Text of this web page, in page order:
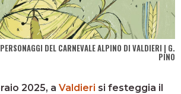
DEL CARNEVALE ALPINO DI VALDIERI | G.
PINO
2025, a Valdieri si festeggia il